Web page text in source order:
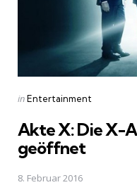
Posted
inEntertainment
Akte X: Die X-
geöffnet
8. Februar 2016